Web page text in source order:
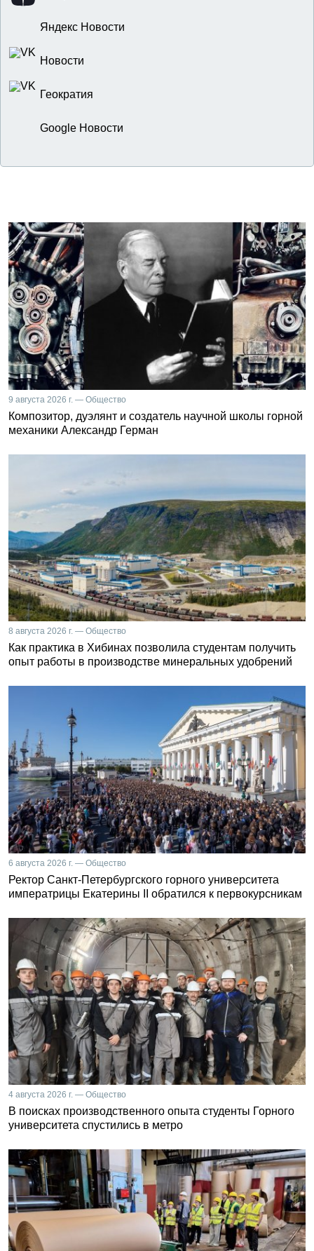
Яндекс Новости
Новости
Геократия
Google Новости
9 августа 2026 г. — Общество
Композитор, дуэлянт и создатель научной школы горной
механики Александр Герман
8 августа 2026 г. — Общество
Как практика в Хибинах позволила студентам получить
опыт работы в производстве минеральных удобрений
6 августа 2026 г. — Общество
Ректор Санкт-Петербургского горного университета
императрицы Екатерины II обратился к первокурсникам
4 августа 2026 г. — Общество
В поисках производственного опыта студенты Горного
университета спустились в метро